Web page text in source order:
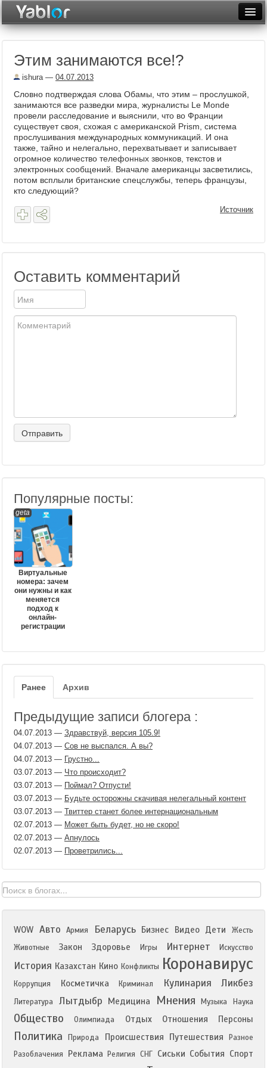
Неделя
Рейтинги
Архив
Фототоп
Видеотоп
Этим занимаются все!?
ishura— 04.07.2013
Словно подтверждая слова Обамы, что этим – прослушкой,
занимаются все разведки мира, журналисты Le Monde
провели расследование и выяснили, что во Франции
существует своя, схожая с американской Prism, система
прослушивания международных коммуникаций. И она
также, тайно и нелегально, перехватывает и записывает
огромное количество телефонных звонков, текстов и
электронных сообщений. Вначале американцы засветились,
потом всплыли британские спецслужбы, теперь французы,
кто следующий?
Источник
Оставить комментарий
Популярные посты:
geta
Виртуальные
номера: зачем
они нужны и как
меняется
подход к
онлайн-
регистрации
Ранее Архив
Предыдущие записи блогера :
04.07.2013 — Здравствуй, версия 105.9!
04.07.2013 — Сов не выспался. А вы?
04.07.2013 — Грустно...
03.07.2013 — Что происходит?
03.07.2013 — Поймал? Отпусти!
03.07.2013 — Будьте осторожны скачивая нелегальный контент
03.07.2013 — Твиттер станет более интернациональным
02.07.2013 — Может быть будет, но не скоро!
02.07.2013 — Апнулось
02.07.2013 — Проветрились...
WOW Авто Армия Беларусь Бизнес Видео Дети
Жесть
Животные
Закон Здоровье Игры Интернет Искусство
История Казахстан Кино Конфликты Коронавирус
Коррупция Косметичка Криминал Кулинария Ликбез
Литература Лытдыбр Медицина Мнения Музыка Наука
Общество Олимпиада Отдых Отношения Персоны
Политика Природа Происшествия Путешествия
Разное
Разоблачения
Реклама Религия СНГ Сиськи События Спорт